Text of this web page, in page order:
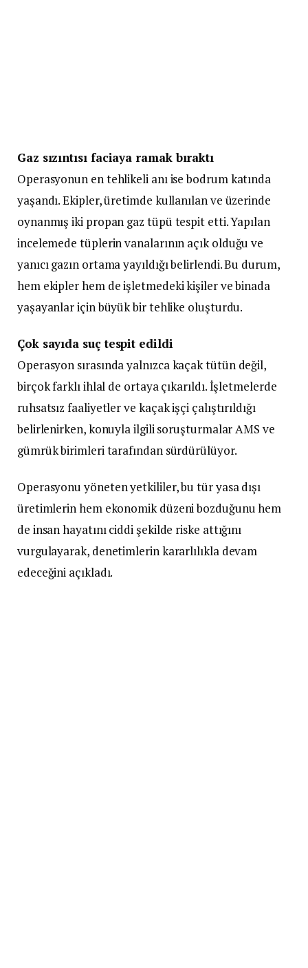
Gaz sızıntısı faciaya ramak bıraktı
Operasyonun en tehlikeli anı ise bodrum katında
yaşandı. Ekipler, üretimde kullanılan ve üzerinde
oynanmış iki propan gaz tüpü tespit etti. Yapılan
incelemede tüplerin vanalarının açık olduğu ve
yanıcı gazın ortama yayıldığı belirlendi. Bu durum,
hem ekipler hem de işletmedeki kişiler ve binada
yaşayanlar için büyük bir tehlike oluşturdu.
Çok sayıda suç tespit edildi
Operasyon sırasında yalnızca kaçak tütün değil,
birçok farklı ihlal de ortaya çıkarıldı. İşletmelerde
ruhsatsız faaliyetler ve kaçak işçi çalıştırıldığı
belirlenirken, konuyla ilgili soruşturmalar AMS ve
gümrük birimleri tarafından sürdürülüyor.
Operasyonu yöneten yetkililer, bu tür yasa dışı
üretimlerin hem ekonomik düzeni bozduğunu hem
de insan hayatını ciddi şekilde riske attığını
vurgulayarak, denetimlerin kararlılıkla devam
edeceğini açıkladı.